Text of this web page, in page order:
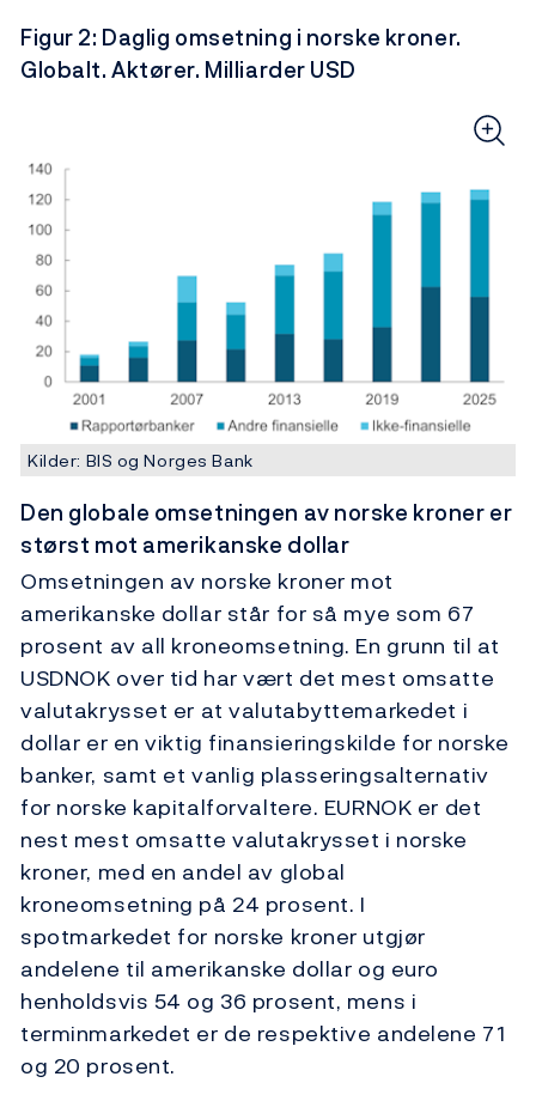
Figur 2: Daglig omsetning i norske kroner.
Globalt. Aktører. Milliarder USD
Kilder: BIS og Norges Bank
Den globale omsetningen av norske kroner er
størst mot amerikanske dollar
Omsetningen av norske kroner mot
amerikanske dollar står for så mye som 67
prosent av all kroneomsetning. En grunn til at
USDNOK over tid har vært det mest omsatte
valutakrysset er at valutabyttemarkedet i
dollar er en viktig finansieringskilde for norske
banker, samt et vanlig plasseringsalternativ
for norske kapitalforvaltere. EURNOK er det
nest mest omsatte valutakrysset i norske
kroner, med en andel av global
kroneomsetning på 24 prosent. I
spotmarkedet for norske kroner utgjør
andelene til amerikanske dollar og euro
henholdsvis 54 og 36 prosent, mens i
terminmarkedet er de respektive andelene 71
og 20 prosent.